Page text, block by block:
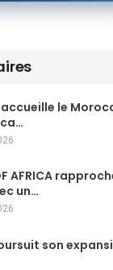
le
AFRICA
un…
son